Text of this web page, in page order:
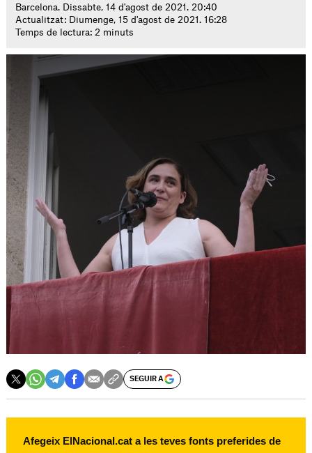
Barcelona. Dissabte, 14 d'agost de 2021. 20:40
Actualitzat: Diumenge, 15 d'agost de 2021. 16:28
Temps de lectura: 2 minuts
SEGUIR A
Afegeix ElNacional.cat a les teves fonts preferides de